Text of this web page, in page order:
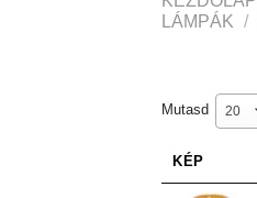
LÁMPÁK /
Mutasd 20
KÉP